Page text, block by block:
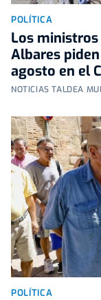
POLÍTICA
Los
Albares
agosto en el
NOTICIAS TALDEA
POLÍTICA